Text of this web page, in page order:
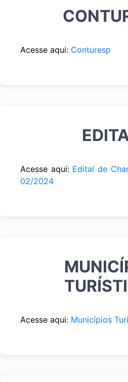
Acesse aqui: Conturesp
Acesse aqui: Edital de
02/2024
Acesse aqui: Municípios